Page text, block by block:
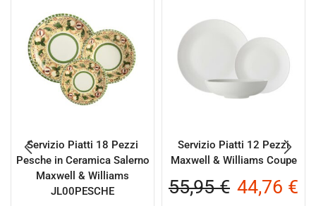
Servizio Piatti 18 Pezzi
Pesche in Ceramica Salerno
Maxwell & Williams
JL00PESCHE
Servizio Piatti 12 Pezzi
Maxwell & Williams Coupe
55,95€ 44,76 €